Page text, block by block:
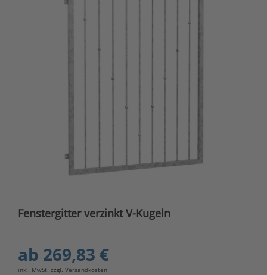
Fenstergitter verzinkt V-Kugeln
ab 269,83 €
inkl. MwSt. zzgl. Versandkosten